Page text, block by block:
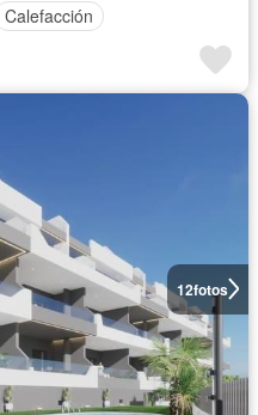
Calefacción
12fotos